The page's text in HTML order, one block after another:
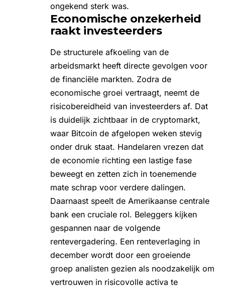
ongekend sterk was.
Economische onzekerheid
raakt investeerders
De structurele afkoeling van de
arbeidsmarkt heeft directe gevolgen voor
de financiële markten. Zodra de
economische groei vertraagt, neemt de
risicobereidheid van investeerders af. Dat
is duidelijk zichtbaar in de cryptomarkt,
waar Bitcoin de afgelopen weken stevig
onder druk staat. Handelaren vrezen dat
de economie richting een lastige fase
beweegt en zetten zich in toenemende
mate schrap voor verdere dalingen.
Daarnaast speelt de Amerikaanse centrale
bank een cruciale rol. Beleggers kijken
gespannen naar de volgende
rentevergadering. Een renteverlaging in
december wordt door een groeiende
groep analisten gezien als noodzakelijk om
vertrouwen in risicovolle activa te